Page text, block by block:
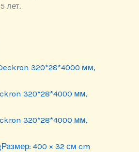
лет.
320*28*4000 мм,
320*28*4000 мм,
Размер: 400 × 32 см cm